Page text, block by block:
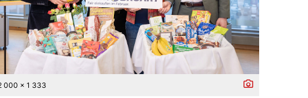
000 x 1 333